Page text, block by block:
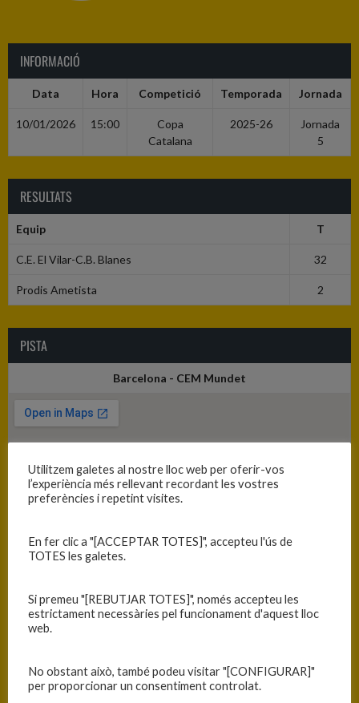
INFORMACIÓ
Data Hora Competició Temporada Jornada
10/01/2026 15:00
Copa
Catalana
2025-26
Jornada
5
RESULTATS
Equip T
C.E. El Vilar-C.B. Blanes 32
Prodis Ametista 2
PISTA
Barcelona - CEM Mundet
Avinguda Artur Mundet, 08001 Barcelona, Catalunya
Utilitzem galetes al nostre lloc web per oferir-vos
l’experiència més rellevant recordant les vostres
preferències i repetint visites.
En fer clic a "[ACCEPTAR TOTES]", accepteu l'ús de
TOTES les galetes.
Si premeu "[REBUTJAR TOTES]", només accepteu les
estrictament necessàries pel funcionament d'aquest lloc
web.
No obstant això, també podeu visitar "[CONFIGURAR]"
per proporcionar un consentiment controlat.